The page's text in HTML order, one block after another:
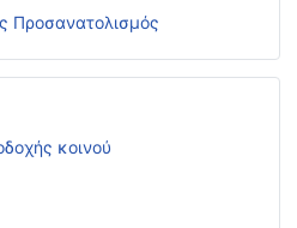
Προσανατολισμός
κοινού